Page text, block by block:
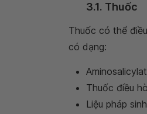
3.1. Thuốc
Thuốc có thể
có dạng:
Thuốc điều
Liệu pháp